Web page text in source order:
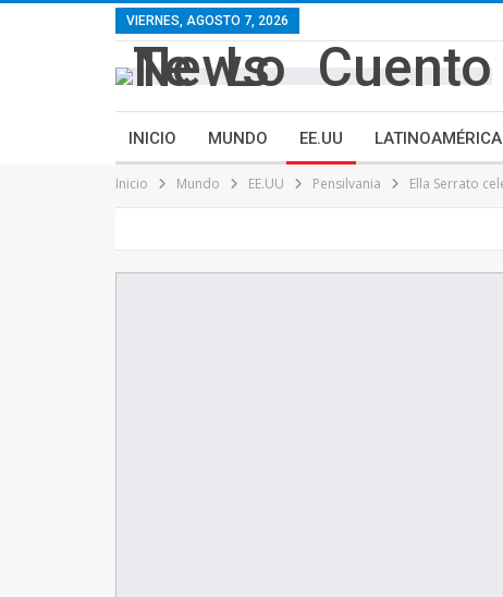
VIERNES, AGOSTO 7, 2026
INICIO MUNDO EE.UU LATINOAMÉRICA
Inicio Mundo EE.UU Pensilvania Ella Serrato